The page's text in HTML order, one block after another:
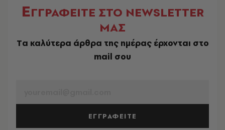
ΕΓΓΡΑΦΕΙΤΕ ΣΤΟ NEWSLETTER
ΜΑΣ
Tα καλύτερα άρθρα της ημέρας έρχονται στο
mail σου
ΕΓΓΡΑΦΕΙΤΕ